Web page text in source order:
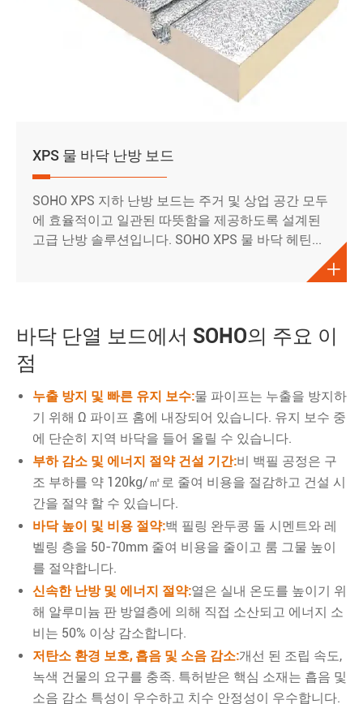
XPS 물 바닥 난방 보드
SOHO XPS 지하 난방 보드는 주거 및 상업 공간 모두
에 효율적이고 일관된 따뜻함을 제공하도록 설계된
고급 난방 솔루션입니다. SOHO XPS 물 바닥 헤틴...

바닥 단열 보드에서 SOHO의 주요 이
점
누출 방지 및 빠른 유지 보수:물 파이프는 누출을 방지하
기 위해 Ω 파이프 홈에 내장되어 있습니다. 유지 보수 중
에 단순히 지역 바닥을 들어 올릴 수 있습니다.
부하 감소 및 에너지 절약 건설 기간:비 백필 공정은 구
조 부하를 약 120kg/㎡로 줄여 비용을 절감하고 건설 시
간을 절약 할 수 있습니다.
바닥 높이 및 비용 절약:백 필링 완두콩 돌 시멘트와 레
벨링 층을 50-70mm 줄여 비용을 줄이고 룸 그물 높이
를 절약합니다.
신속한 난방 및 에너지 절약:열은 실내 온도를 높이기 위
해 알루미늄 판 방열층에 의해 직접 소산되고 에너지 소
비는 50% 이상 감소합니다.
저탄소 환경 보호, 흡음 및 소음 감소:개선 된 조립 속도,
녹색 건물의 요구를 충족. 특허받은 핵심 소재는 흡음 및
소음 감소 특성이 우수하고 치수 안정성이 우수합니다.